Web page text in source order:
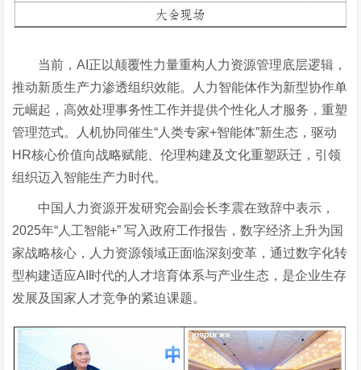
当前，AI正以颠覆性力量重构人力资源管理底层逻辑，
推动新质生产力渗透组织效能。人力智能体作为新型协作单
元崛起，高效处理事务性工作并提供个性化人才服务，重塑
管理范式。人机协同催生“人类专家+智能体”新生态，驱动
HR核心价值向战略赋能、伦理构建及文化重塑跃迁，引领
组织迈入智能生产力时代。
中国人力资源开发研究会副会长李震在致辞中表示，
2025年“人工智能+” 写入政府工作报告，数字经济上升为国
家战略核心，人力资源领域正面临深刻变革，通过数字化转
型构建适应AI时代的人才培育体系与产业生态，是企业生存
发展及国家人才竞争的紧迫课题。